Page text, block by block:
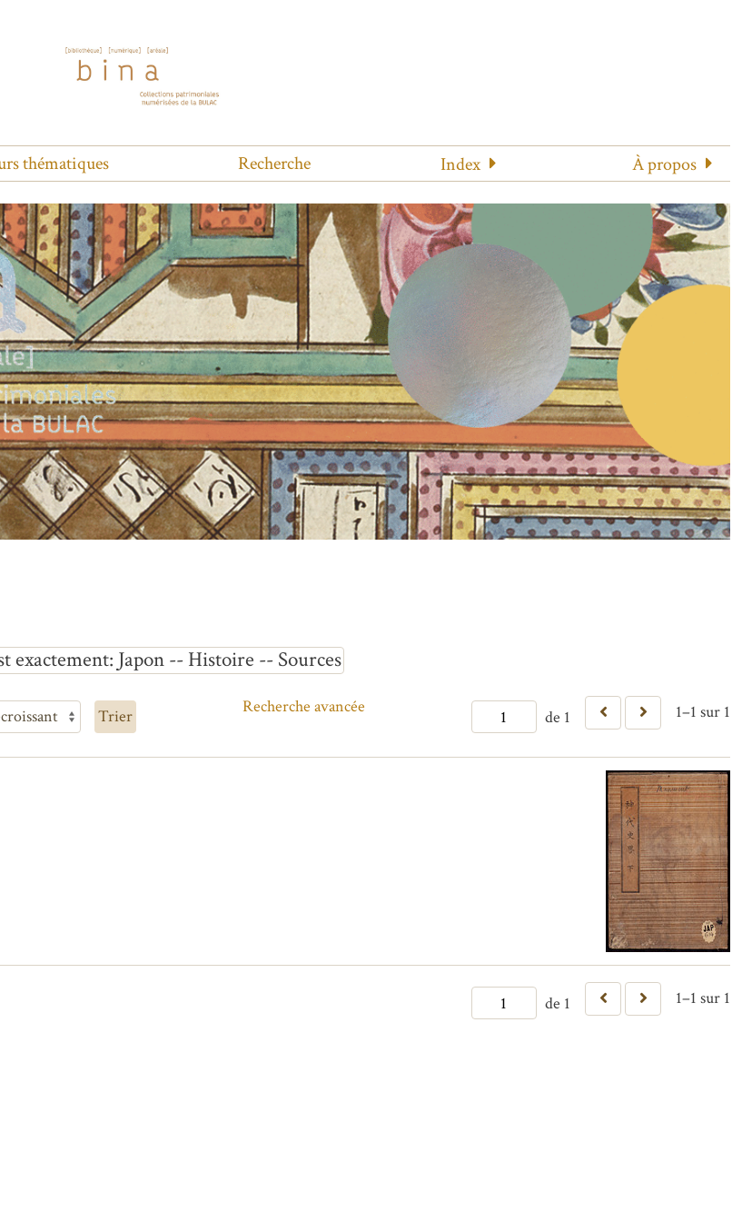
thématiques Recherche Index À propos
exactement Japon -- Histoire -- Sources
de 1 1–1 sur 1
Recherche avancée
Trier
de 1 1–1 sur 1